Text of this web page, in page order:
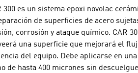
300 es un sistema epoxi novolac
de superficies de acero
corrosión y ataque químico. CAR
una superficie que mejorará el
del equipo. Debe aplicarse en
de hasta 400 micrones sin